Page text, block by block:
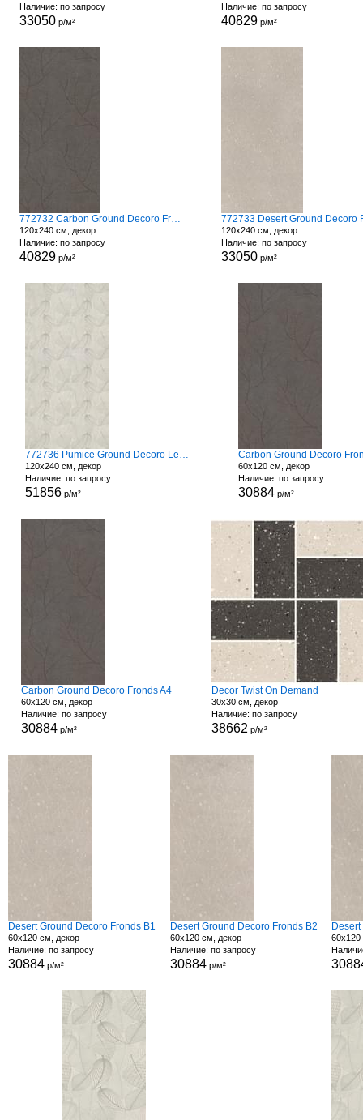
Наличие: по запросу
33050р/м²
Наличие: по запросу
40829р/м²
772732 Carbon Ground Decoro Fronds A
120x240 см, декор
Наличие: по запросу
40829р/м²
120x240 см, декор
Наличие: по запросу
33050р/м²
772736 Pumice Ground Decoro Leaves
120x240 см, декор
Наличие: по запросу
51856р/м²
Carbon Ground Decoro
60x120 см, декор
Наличие: по запросу
30884 р/м²
Carbon Ground Decoro Fronds A4
60x120 см, декор
Наличие: по запросу
30884 р/м²
Decor Twist On Demand
30x30 см, декор
Наличие: по запросу
38662 р/м²
Desert Ground Decoro Fronds B1
60x120 см, декор
Наличие: по запросу
30884 р/м²
Desert Ground Decoro Fronds B2
60x120 см, декор
Наличие: по запросу
30884р/м²
60x120